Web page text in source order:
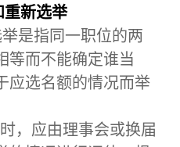
重新选举
是指同一职位的两
等而不能确定谁当
应选名额的情况而举
，应由理事会或换届